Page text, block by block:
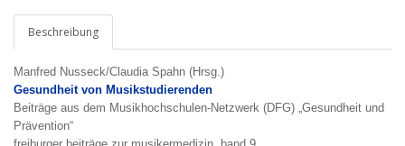
Beschreibung
Manfred Nusseck/Claudia Spahn (Hrsg.)
Gesundheit von Musikstudierenden
Beiträge aus dem Musikhochschulen-Netzwerk (DFG) „Gesundheit und
Prävention“